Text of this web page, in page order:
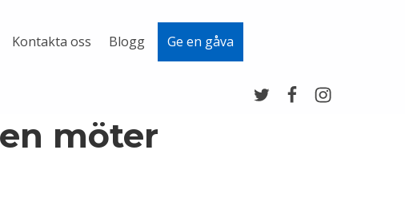
Kontakta oss Blogg Ge en gåva
möter